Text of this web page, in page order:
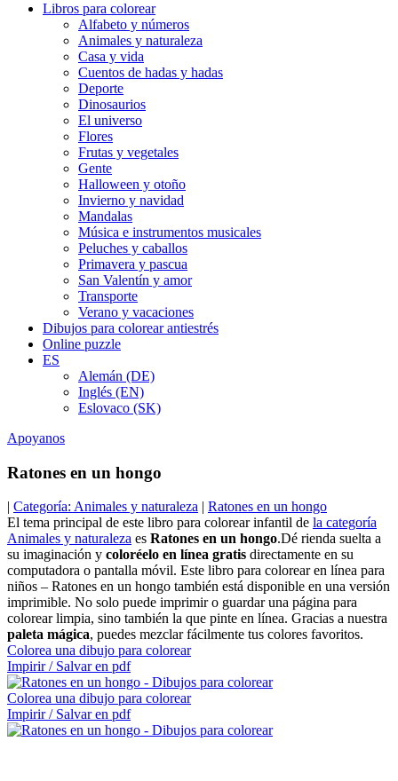
Libros para colorear
Alfabeto y números
Animales y naturaleza
Casa y vida
Cuentos de hadas y hadas
Deporte
Dinosaurios
El universo
Flores
Frutas y vegetales
Gente
Halloween y otoño
Invierno y navidad
Mandalas
Música e instrumentos musicales
Peluches y caballos
Primavera y pascua
San Valentín y amor
Transporte
Verano y vacaciones
Dibujos para colorear antiestrés
Online puzzle
ES
Alemán (DE)
Inglés (EN)
Eslovaco (SK)
Apoyanos
Ratones en un hongo
| Categoría: Animales y naturaleza | Ratones en un hongo
El tema principal de este libro para colorear infantil de la categoría
Animales y naturaleza es Ratones en un hongo.Dé rienda suelta a
su imaginación y coloréelo en línea gratis directamente en su
computadora o pantalla móvil. Este libro para colorear en línea para
niños – Ratones en un hongo también está disponible en una versión
imprimible. No solo puede imprimir o guardar una página para
colorear limpia, sino también la que pinte en línea. Gracias a nuestra
paleta mágica, puedes mezclar fácilmente tus colores favoritos.
Colorea una dibujo para colorear
Impirir / Salvar en pdf
Colorea una dibujo para colorear
Impirir / Salvar en pdf